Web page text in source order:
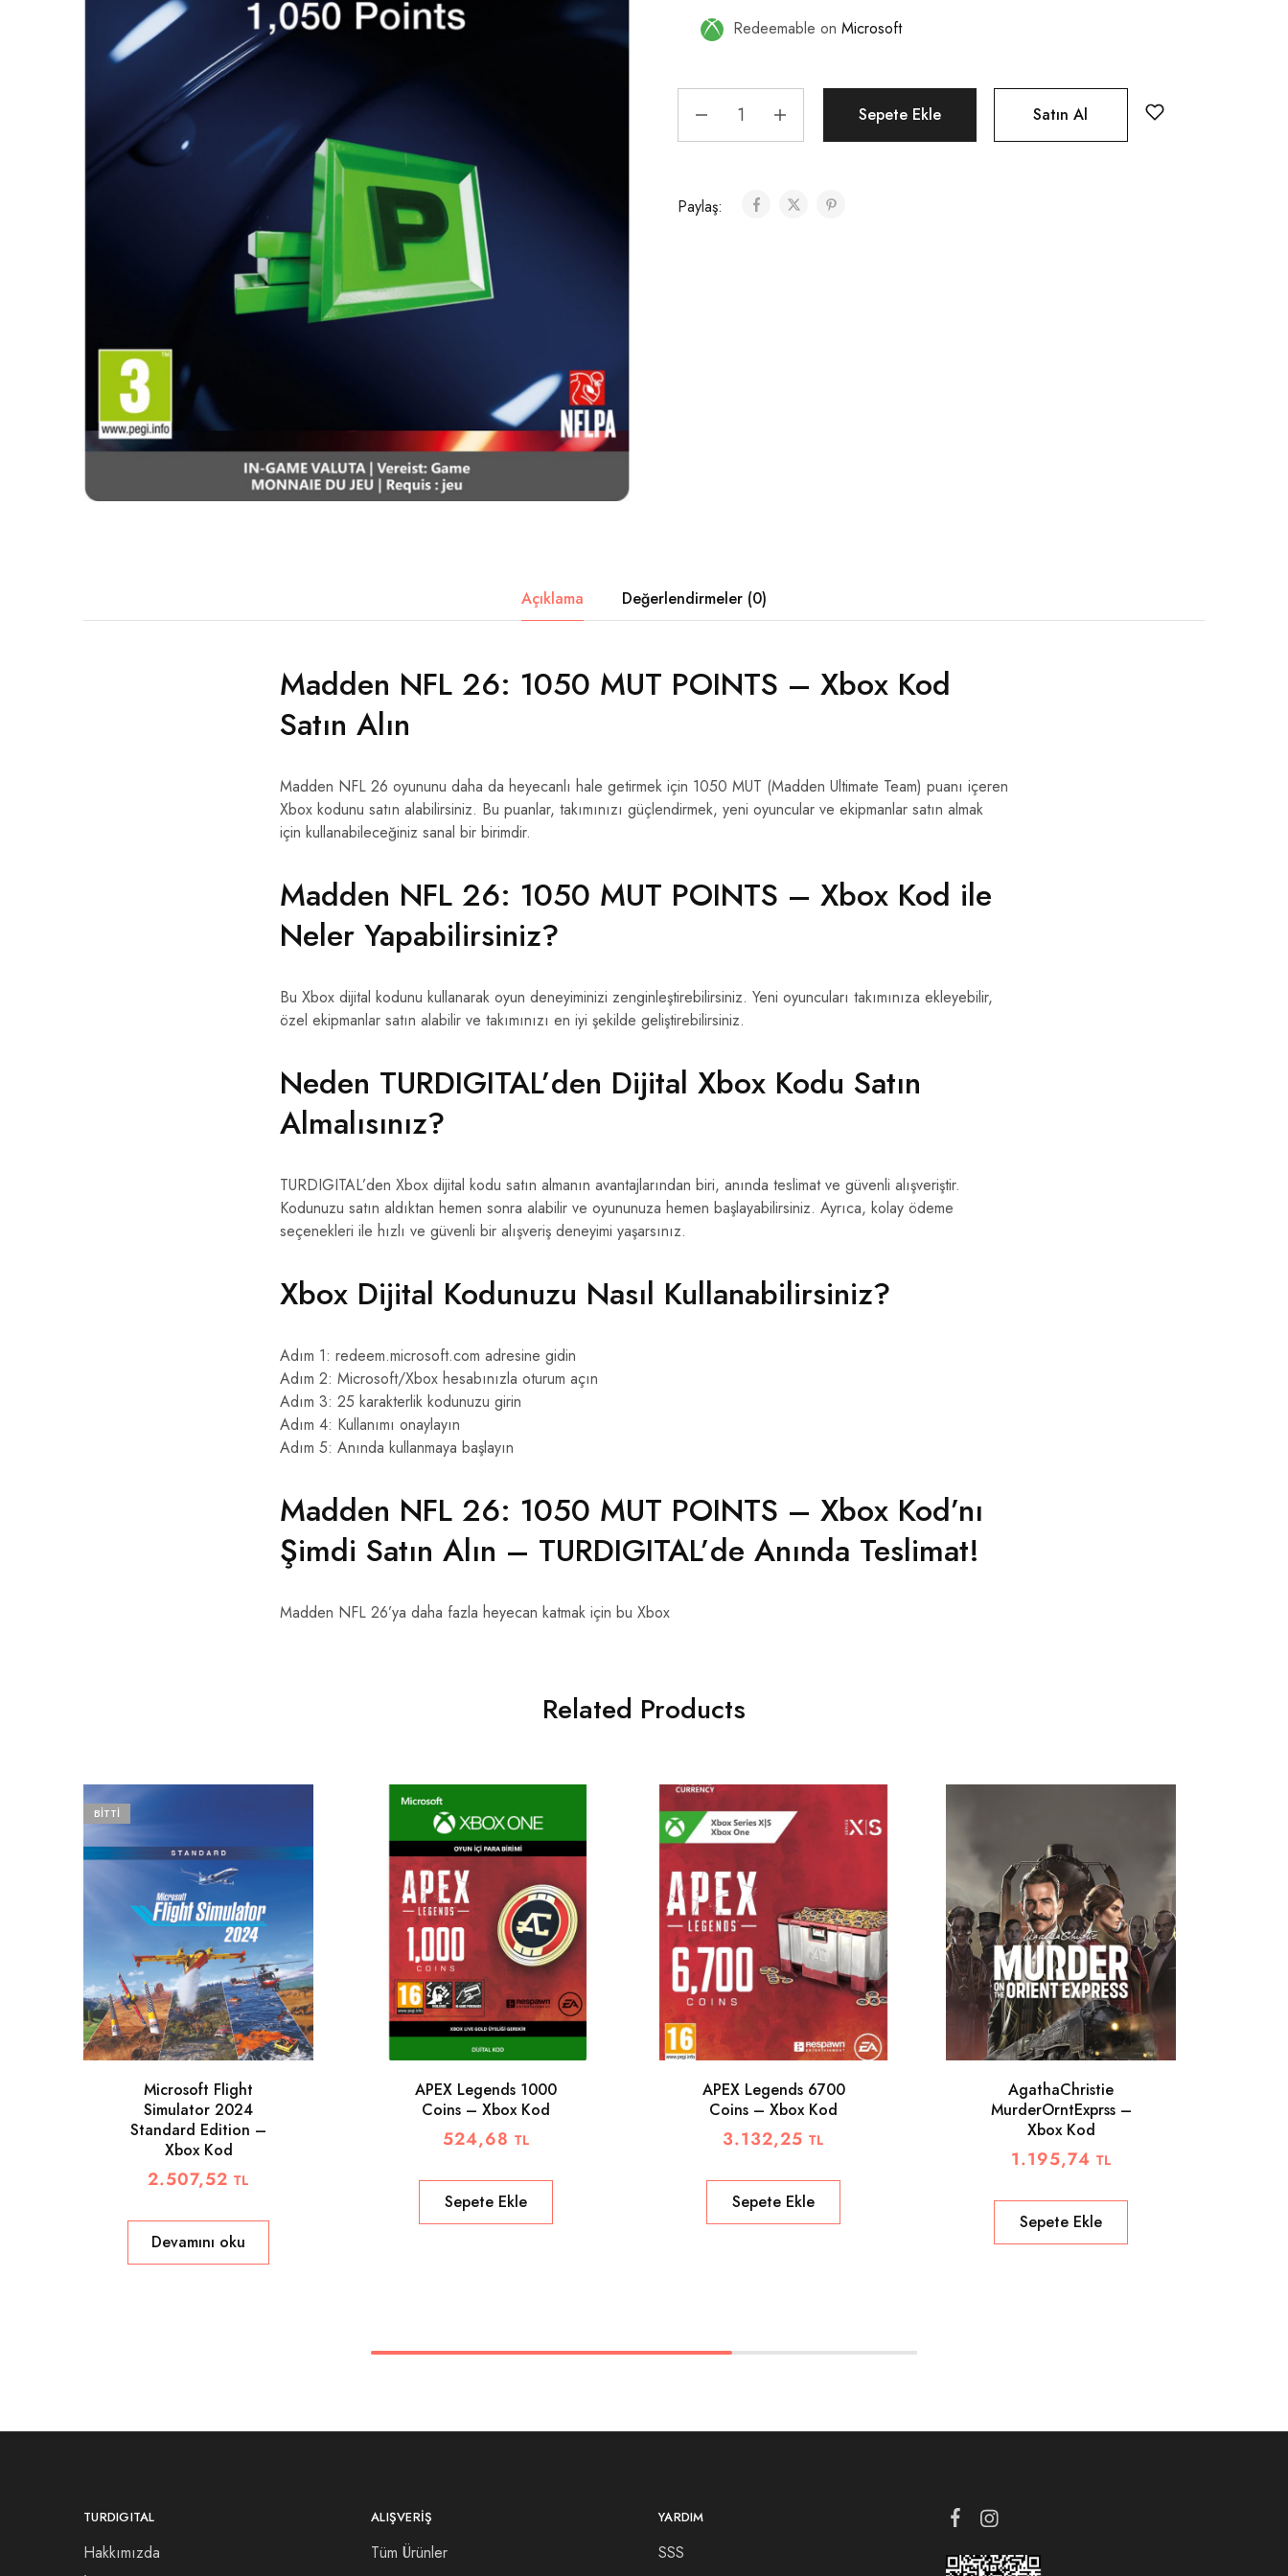
Redeemable on Microsoft
Sepete Ekle Satın Al
Paylaş:
Açıklama Değerlendirmeler (0)
Madden NFL 26: 1050 MUT POINTS – Xbox Kod
Satın Alın
Madden NFL 26 oyununu daha da heyecanlı hale getirmek için 1050 MUT (Madden Ultimate Team) puanı içeren
Xbox kodunu satın alabilirsiniz. Bu puanlar, takımınızı güçlendirmek, yeni oyuncular ve ekipmanlar satın almak
için kullanabileceğiniz sanal bir birimdir.
Madden NFL 26: 1050 MUT POINTS – Xbox Kod ile
Neler Yapabilirsiniz?
Bu Xbox dijital kodunu kullanarak oyun deneyiminizi zenginleştirebilirsiniz. Yeni oyuncuları takımınıza ekleyebilir,
özel ekipmanlar satın alabilir ve takımınızı en iyi şekilde geliştirebilirsiniz.
Neden TURDIGITAL’den Dijital Xbox Kodu Satın
Almalısınız?
TURDIGITAL’den Xbox dijital kodu satın almanın avantajlarından biri, anında teslimat ve güvenli alışveriştir.
Kodunuzu satın aldıktan hemen sonra alabilir ve oyununuza hemen başlayabilirsiniz. Ayrıca, kolay ödeme
seçenekleri ile hızlı ve güvenli bir alışveriş deneyimi yaşarsınız.
Xbox Dijital Kodunuzu Nasıl Kullanabilirsiniz?
Adım 1: redeem.microsoft.com adresine gidin
Adım 2: Microsoft/Xbox hesabınızla oturum açın
Adım 3: 25 karakterlik kodunuzu girin
Adım 4: Kullanımı onaylayın
Adım 5: Anında kullanmaya başlayın
Madden NFL 26: 1050 MUT POINTS – Xbox Kod’nı
Şimdi Satın Alın – TURDIGITAL’de Anında Teslimat!
Madden NFL 26’ya daha fazla heyecan katmak için bu Xbox
Related Products
BITTI
Microsoft Flight
Simulator 2024
Standard Edition –
Xbox Kod
2.507,52 TL
Devamını oku
APEX Legends 1000
Coins – Xbox Kod
524,68 TL
Sepete Ekle
APEX Legends 6700
Coins – Xbox Kod
3.132,25 TL
Sepete Ekle
AgathaChristie
MurderOrntExprss –
Xbox Kod
1.195,74 TL
Sepete Ekle
TURDIGITAL
Hakkımızda
ALIŞVERIŞ
Tüm Ürünler
YARDIM
SSS